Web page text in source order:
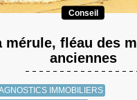
Conseil
mérule, fléau des
anciennes
IMMOBILIERS